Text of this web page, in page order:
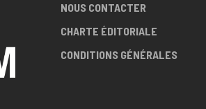
NOUS CONTACTER
CHARTE ÉDITORIALE
CONDITIONS GÉNÉRALES